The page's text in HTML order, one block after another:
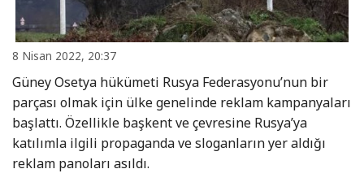
8 Nisan 2022, 20:37
Güney Osetya hükümeti Rusya Federasyonu’nun bir
parçası olmak için ülke genelinde reklam kampanyaları
başlattı. Özellikle başkent ve çevresine Rusya’ya
katılımla ilgili propaganda ve sloganların yer aldığı
reklam panoları asıldı.